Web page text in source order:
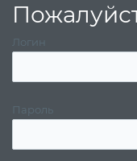
Логин
Пароль